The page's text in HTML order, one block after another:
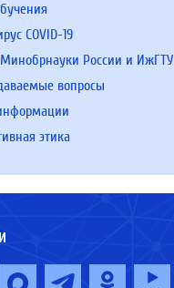
COVID-19
России и ИжГТУ
вопросы
этика